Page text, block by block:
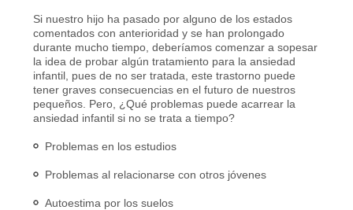
Si nuestro hijo ha pasado por alguno de los estados
comentados con anterioridad y se han prolongado
durante mucho tiempo, deberíamos comenzar a sopesar
la idea de probar algún tratamiento para la ansiedad
infantil, pues de no ser tratada, este trastorno puede
tener graves consecuencias en el futuro de nuestros
pequeños. Pero, ¿Qué problemas puede acarrear la
ansiedad infantil si no se trata a tiempo?
Problemas en los estudios
Problemas al relacionarse con otros jóvenes
Autoestima por los suelos